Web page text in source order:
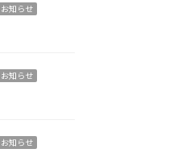
お知らせ
お知らせ
お知らせ